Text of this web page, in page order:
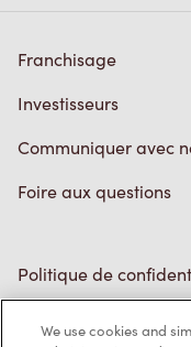
Franchisage
Investisseurs
Communiquer avec
Foire aux questions
Politique de
We use cookies and